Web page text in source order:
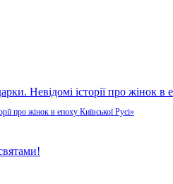
про жінок в епоху Київської Русі»